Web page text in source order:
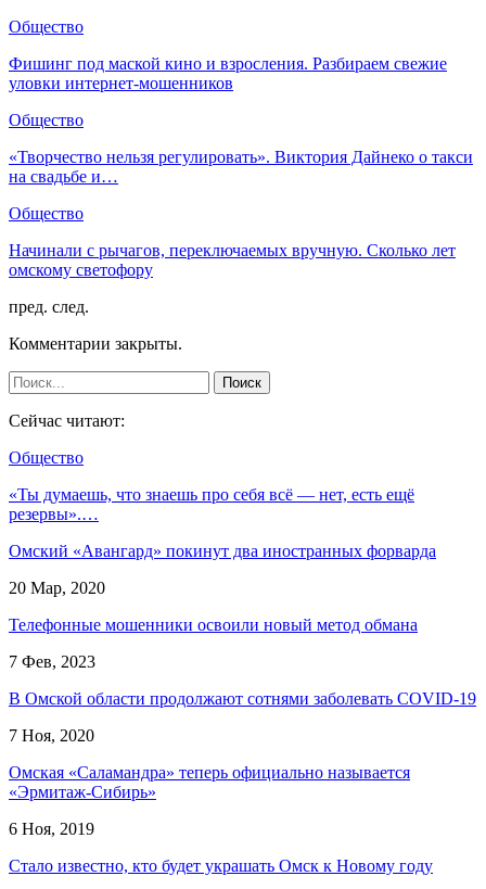
Общество
Фишинг под маской кино и взросления. Разбираем свежие
уловки интернет-мошенников
Общество
«Творчество нельзя регулировать». Виктория Дайнеко о такси
на свадьбе и…
Общество
Начинали с рычагов, переключаемых вручную. Сколько лет
омскому светофору
пред. след.
Комментарии закрыты.
Сейчас читают:
Общество
«Ты думаешь, что знаешь про себя всё — нет, есть ещё
резервы».…
Омский «Авангард» покинут два иностранных форварда
20 Мар, 2020
Телефонные мошенники освоили новый метод обмана
7 Фев, 2023
В Омской области продолжают сотнями заболевать COVID-19
7 Ноя, 2020
Омская «Саламандра» теперь официально называется
«Эрмитаж-Сибирь»
6 Ноя, 2019
Стало известно, кто будет украшать Омск к Новому году